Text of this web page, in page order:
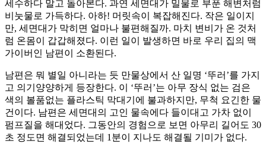
세수하다 말고 돌아본다. 과연 세면대가 밀물로 부푼 해변처럼
비눗물로 가득하다. 아하! 머릿속이 복잡해진다. 작은 일이지
만, 세면대가 막히면 얼마나 불편해질까. 마치 변비가 온 것처
럼 온몸이 갑갑해졌다. 이런 일이 발생하면 바로 우리 집의 맥
가이버인 남편이 소환된다.
남편은 뭐 별일 아니라는 듯 만물상에서 산 일명 ‘뚜러’를 가지
고 의기양양하게 등장한다. 이 ‘뚜러’는 아무 장식 없는 검은
색의 볼품없는 플라스틱 막대기에 불과하지만, 무척 요긴한 물
건이다. 남편은 세면대의 고인 물속에다 들이대고 가차 없이
펌프질을 해대었다. 그동안의 경험으로 보면 아무리 길어도 30
초 정도면 해결되었는데 1분이 지나도 해결될 기미가 없다.